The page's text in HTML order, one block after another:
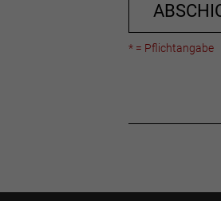
* = Pflichtangabe